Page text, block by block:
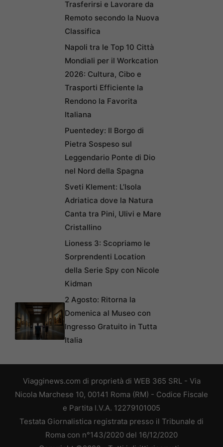
Trasferirsi e Lavorare da
Remoto secondo la Nuova
Classifica
Napoli tra le Top 10 Città
Mondiali per il Workcation
2026: Cultura, Cibo e
Trasporti Efficiente la
Rendono la Favorita
Italiana
Puentedey: Il Borgo di
Pietra Sospeso sul
Leggendario Ponte di Dio
nel Nord della Spagna
Sveti Klement: L’Isola
Adriatica dove la Natura
Canta tra Pini, Ulivi e Mare
Cristallino
Lioness 3: Scopriamo le
Sorprendenti Location
della Serie Spy con Nicole
Kidman
2 Agosto: Ritorna la
Domenica al Museo con
Ingresso Gratuito in Tutta
Italia
Viagginews.com di proprietà di WEB 365 SRL - Via
Nicola Marchese 10, 00141 Roma (RM) - Codice Fiscale
e Partita I.V.A. 12279101005
Testata Giornalistica registrata presso il Tribunale di
Roma con n°143/2020 del 16/12/2020